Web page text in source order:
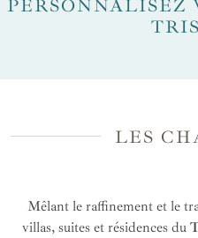
PERSONNALISEZ
LES
Mêlant le raffinement et le
villas, suites et résidences du